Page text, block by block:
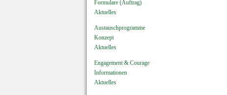
Formulare (Auftrag)
Aktuelles
Austauschprogramme
Konzept
Aktuelles
Engagement & Courage
Informationen
Aktuelles